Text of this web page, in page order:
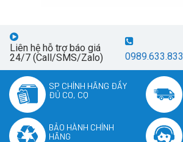
Liên hệ hỗ trợ báo giá
24/7 (Call/SMS/Zalo)
0989.633.833
SP CHÍNH HÃNG ĐẦY
ĐỦ CO, CQ
BẢO HÀNH CHÍNH
HÃNG